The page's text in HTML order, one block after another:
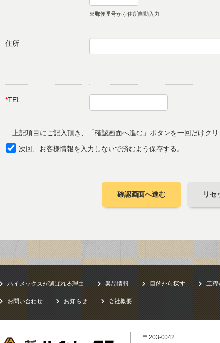
※郵便番号から住所自動入力
住所
*TEL
上記項目にご記入頂き、「確認画面へ進む」ボタンを一回だけク
次回、お客様情報を入力しないで済むよう保存する。
確認画面へ進む リセ
ハイメックスが選ばれる理由 製品情報 目的から探す 工程
お問い合わせ お知らせ 会社概要
〒203-0042